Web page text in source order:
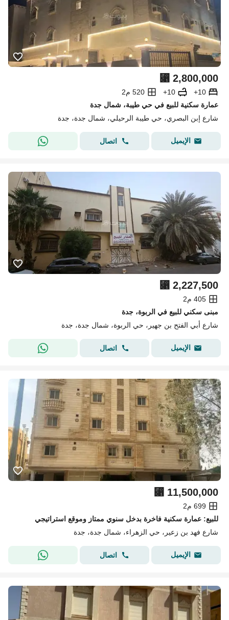
⃁ 2,800,000
10+
10+
520 م2
عمارة سكنية للبيع في حي طيبة، شمال جدة
شارع إبن البصري، حي طيبة الرحيلي، شمال جدة، جدة
الإيميل اتصال
⃁ 2,227,500
405 م2
مبنى سكني للبيع في الربوة، جدة
شارع أبي الفتح بن جهير، حي الربوة، شمال جدة، جدة
الإيميل اتصال
⃁ 11,500,000
699 م2
للبيع: عمارة سكنية فاخرة بدخل سنوي ممتاز وموقع استراتيجي
شارع فهد بن زعير، حي الزهراء، شمال جدة، جدة
الإيميل اتصال